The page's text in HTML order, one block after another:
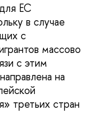
ЕС
в случае
с
массово
с этим
на
третьих стран